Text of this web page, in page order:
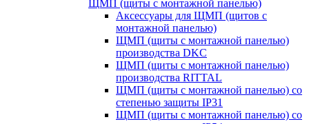
ЩМП (щиты с монтажной панелью)
Аксессуары для ЩМП (щитов с
монтажной панелью)
ЩМП (щиты с монтажной панелью)
производства DKC
ЩМП (щиты с монтажной панелью)
производства RITTAL
ЩМП (щиты с монтажной панелью) со
степенью защиты IP31
ЩМП (щиты с монтажной панелью) со